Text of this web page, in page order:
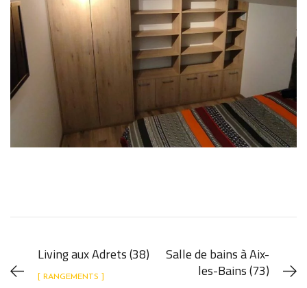
Living aux Adrets (38)
[ RANGEMENTS ]
Salle de bains à Aix-
les-Bains (73)